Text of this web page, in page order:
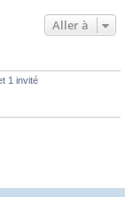
Aller à
1 invité